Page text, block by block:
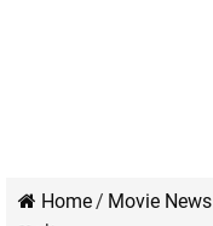
Home/ Movie News